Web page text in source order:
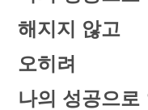
해지지 않고
오히려
나의 성공으로